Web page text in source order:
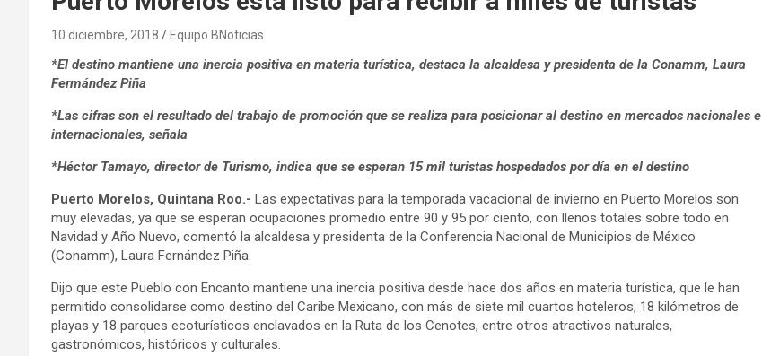
10 diciembre, 2018 Equipo BNoticias
*El destino mantiene una inercia positiva en materia turística, destaca la alcaldesa y presidenta de la Conamm, Laura
Fermández Piña
*Las cifras son el resultado del trabajo de promoción que se realiza para posicionar al destino en mercados nacionales e
internacionales, señala
*Héctor Tamayo, director de Turismo, indica que se esperan 15 mil turistas hospedados por día en el destino
Puerto Morelos, Quintana Roo.- Las expectativas para la temporada vacacional de invierno en Puerto Morelos son
muy elevadas, ya que se esperan ocupaciones promedio entre 90 y 95 por ciento, con llenos totales sobre todo en
Navidad y Año Nuevo, comentó la alcaldesa y presidenta de la Conferencia Nacional de Municipios de México
(Conamm), Laura Fernández Piña.
Dijo que este Pueblo con Encanto mantiene una inercia positiva desde hace dos años en materia turística, que le han
permitido consolidarse como destino del Caribe Mexicano, con más de siete mil cuartos hoteleros, 18 kilómetros de
playas y 18 parques ecoturísticos enclavados en la Ruta de los Cenotes, entre otros atractivos naturales,
gastronómicos, históricos y culturales.